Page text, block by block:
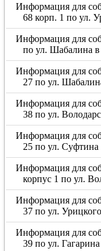
Информация для
68 корп. 1 по ул.
Информация для
по ул. Шабалина в
Информация для
27 по ул.
Информация для
38 по ул.
Информация для
25 по ул. Суфтина
Информация для
корпус 1 по ул.
Информация для
37 по ул. Урицкого
Информация для
39 по ул. Гагарина